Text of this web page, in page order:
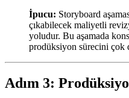
İpucu: Storyboard
çıkabilecek maliyetli
yoludur. Bu aşamada
prodüksiyon sürecini çok
Adım 3: